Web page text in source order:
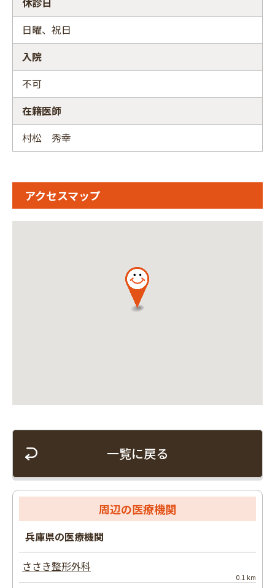
日曜、祝日
入院
不可
在籍医師
村松 秀幸
アクセスマップ
一覧に戻る
周辺の医療機関
兵庫県の医療機関
ささき整形外科
0.1 km